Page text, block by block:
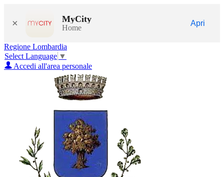
× MyCity
Home
Apri
Regione Lombardia
Select Language ▼
Accedi all'area personale